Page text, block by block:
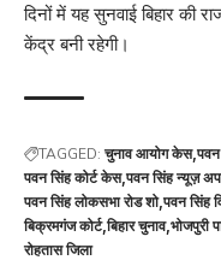
दिनों में यह सुनवाई बिहार की
केंद्र बनी रहेगी।
TAGGED: चुनाव आयोग केस
पवन सिंह कोर्ट केस पवन सिंह न्यूज़
पवन सिंह लोकसभा रोड शो पवन सिंह
बिक्रमगंज कोर्ट बिहार चुनाव भोजपुरी
रोहतास जिला